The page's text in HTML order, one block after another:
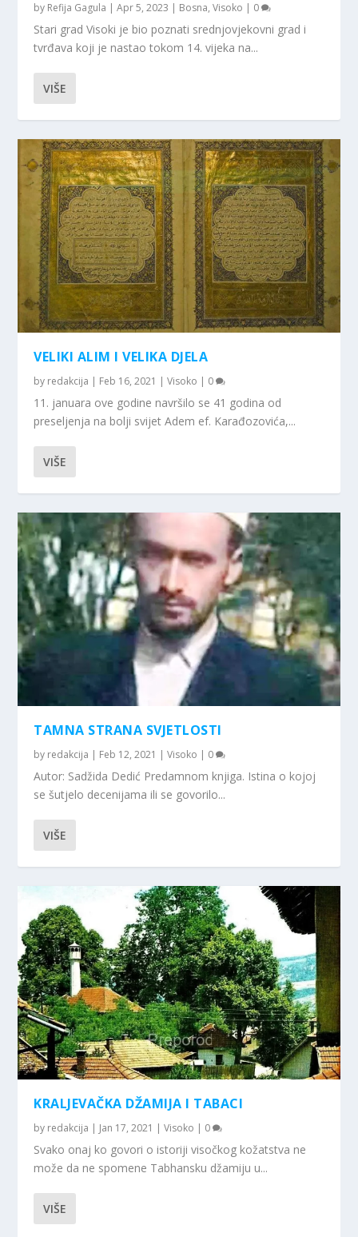
by Refija Gagula |Apr 5, 2023 Bosna,Visoko 0
Stari grad Visoki je bio poznati srednjovjekovni grad i
tvrđava koji je nastao tokom 14. vijeka na...
VIŠE
VELIKI ALIM I VELIKA DJELA
by redakcija | Feb 16, 2021 |Visoko | 0
11. januara ove godine navršilo se 41 godina od
preseljenja na bolji svijet Adem ef. Karađozovića,...
VIŠE
TAMNA STRANA SVJETLOSTI
by redakcija | Feb 12, 2021 |Visoko | 0
Autor: Sadžida Dedić Predamnom knjiga. Istina o kojoj
se šutjelo decenijama ili se govorilo...
VIŠE
KRALJEVAČKA DŽAMIJA I TABACI
by redakcija | Jan 17, 2021 |Visoko | 0
Svako onaj ko govori o istoriji visočkog kožatstva ne
može da ne spomene Tabhansku džamiju u...
VIŠE